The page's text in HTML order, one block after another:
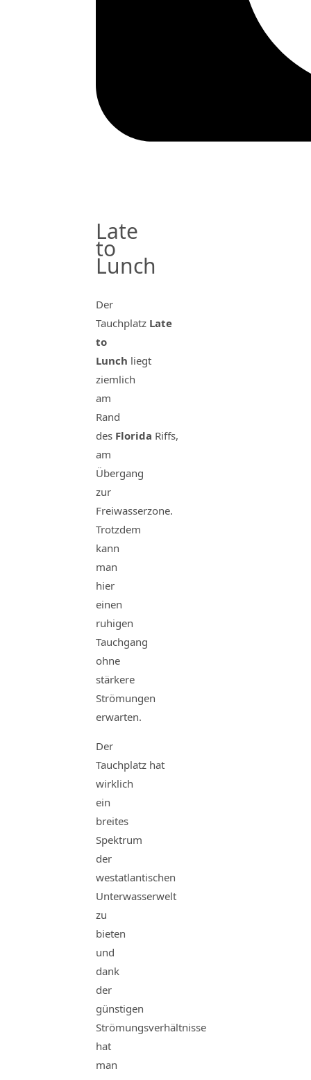
Late
to
Lunch
Der
Tauchplatz Late
to
Lunch liegt
ziemlich
am
Rand
des Florida Riffs,
am
Übergang
zur
Freiwasserzone.
Trotzdem
kann
man
hier
einen
ruhigen
Tauchgang
ohne
stärkere
Strömungen
erwarten.
Der
Tauchplatz hat
wirklich
ein
breites
Spektrum
der
westatlantischen
Unterwasserwelt
zu
bieten
und
dank
der
günstigen
Strömungsverhältnisse
hat
man